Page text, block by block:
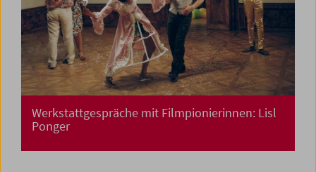
Werkstattgespräche mit Filmpionierinnen: Lisl
Ponger